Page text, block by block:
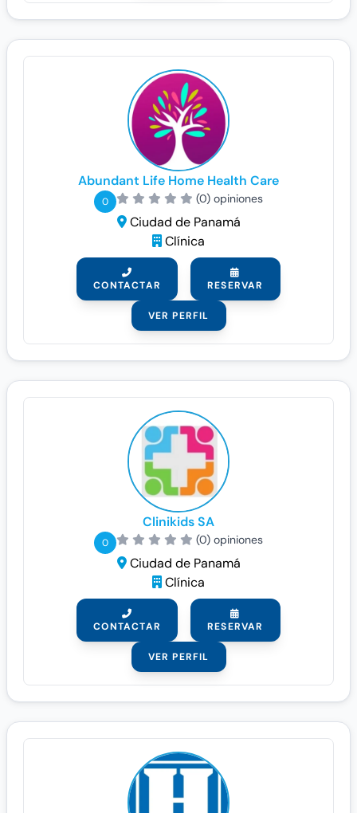
Abundant Life Home Health Care
0 (0) opiniones
Ciudad de Panamá
Clínica
CONTACTAR RESERVAR
VER PERFIL
Clinikids SA
0 (0) opiniones
Ciudad de Panamá
Clínica
CONTACTAR RESERVAR
VER PERFIL